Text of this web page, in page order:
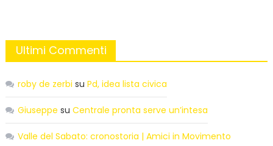
Ultimi Commenti
roby de zerbi su Pd, idea lista civica
Giuseppe su Centrale pronta serve un’intesa
Valle del Sabato: cronostoria | Amici in Movimento